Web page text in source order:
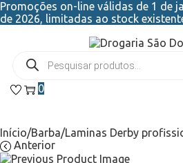
Promoções on-line válidas de 1 de
de 2026, limitadas ao stock
0
Início/Barba/Laminas Derby
Anterior